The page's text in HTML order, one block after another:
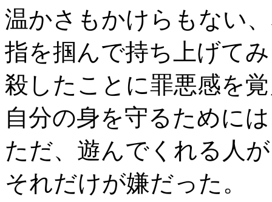
温かさもかけらもない
指を掴んで持ち上げて
殺したことに罪悪感を
自分の身を守るために
ただ、遊んでくれる人
それだけが嫌だった。